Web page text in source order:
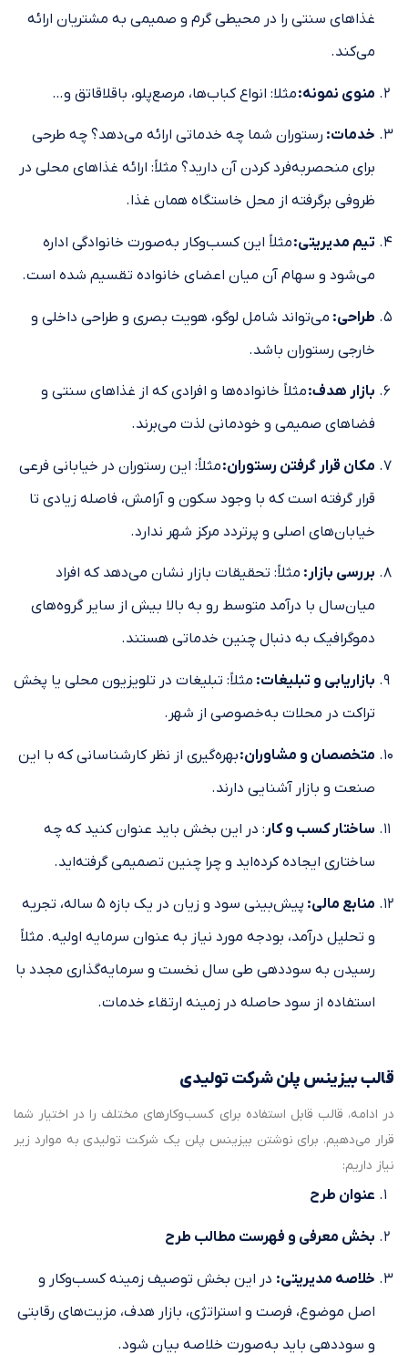
غذاهای سنتی را در محیطی گرم و صمیمی به مشتریان ارائه
می‌کند.
منوی نمونه:مثلا: انواع کباب‌ها، مرصع‌پلو، باقلاقاتق و…
خدمات: رستوران شما چه خدماتی ارائه می‌دهد؟ چه طرحی
برای منحصربه‌فرد کردن آن دارید؟ مثلاً: ارائه غذاهای محلی در
ظروفی برگرفته از محل خاستگاه همان غذا.
تیم مدیریتی:مثلاً این کسب‌وکار به‌صورت خانوادگی اداره
می‌شود و سهام آن میان اعضای خانواده تقسیم شده است.
طراحی: می‌تواند شامل لوگو، هویت بصری و طراحی داخلی و
خارجی رستوران باشد.
بازار هدف:مثلاً خانواده‌ها و افرادی که از غذاهای سنتی و
فضاهای صمیمی و خودمانی لذت می‌برند.
مکان قرار گرفتن رستوران:مثلاً: این رستوران در خیابانی فرعی
قرار گرفته است که با وجود سکون و آرامش، فاصله زیادی تا
خیابان‌های اصلی و پرتردد مرکز شهر ندارد.
بررسی بازار: مثلاً: تحقیقات بازار نشان می‌دهد که افراد
میان‌سال با درآمد متوسط رو به بالا بیش از سایر گروه‌های
دموگرافیک به دنبال چنین خدماتی هستند.
بازاریابی و تبلیغات: مثلاً: تبلیغات در تلویزیون محلی یا پخش
تراکت در محلات به‌خصوصی از شهر.
متخصصان و مشاوران:بهره‌گیری از نظر کارشناسانی که با این
صنعت و بازار آشنایی دارند.
ساختار کسب و کار: در این بخش باید عنوان کنید که چه
ساختاری ایجاده کرده‌اید و چرا چنین تصمیمی گرفته‌اید.
منابع مالی:
پیش‌بینی سود و زیان در یک بازه ۵ ساله، تجریه
و تحلیل درآمد، بودجه مورد نیاز به عنوان سرمایه اولیه. مثلاً
رسیدن به سوددهی طی سال نخست و سرمایه‌گذاری مجدد با
استفاده از سود حاصله در زمینه ارتقاء خدمات.
قالب بیزینس پلن شرکت تولیدی
در ادامه، قالب قابل استفاده برای کسب‌وکارهای مختلف را در اختیار شما
قرار می‌دهیم. برای نوشتن بیزینس پلن یک شرکت تولیدی به موارد زیر
نیاز داریم:
عنوان طرح
بخش معرفی و فهرست مطالب طرح
خلاصه مدیریتی: در این بخش توصیف زمینه کسب‌وکار و
اصل موضوع، فرصت و استراتژی، بازار هدف، مزیت‌های رقابتی
و سوددهی باید به‌صورت خلاصه بیان ‌شود.